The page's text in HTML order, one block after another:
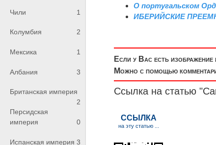
Чили 1
Колумбия 2
Мексика 1
Албания 3
Британская империя
2
Персидская
империя
0
Испанская империя 3
О португальском
ИБЕРИЙСКИЕ
Если у Вас есть
Можно с помощью
Ссылка на статью